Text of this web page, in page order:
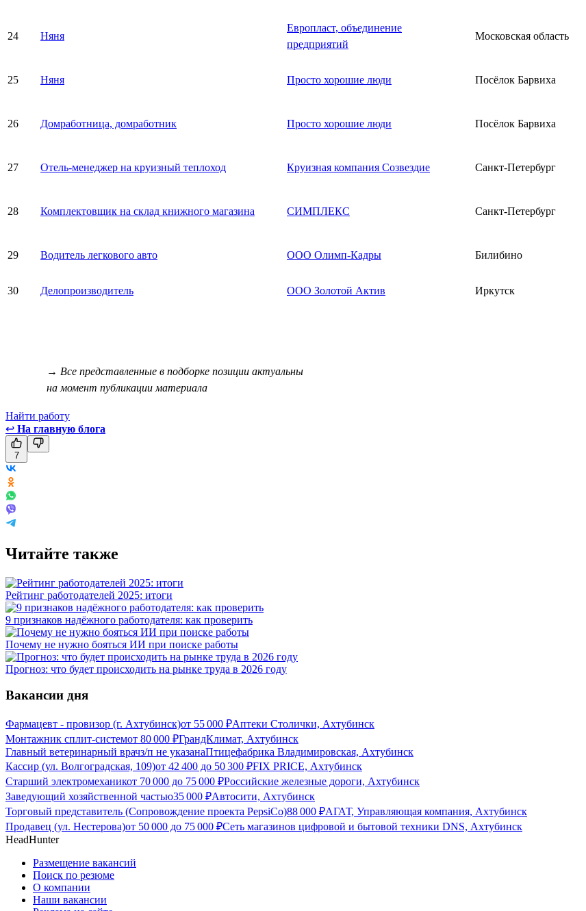
24 Няня
Европласт, объединение
предприятий
Московская область
25 Няня Просто хорошие люди Посёлок Барвиха
26 Домработница, домработник Просто хорошие люди Посёлок Барвиха
27 Отель-менеджер на круизный теплоход Круизная компания Созвездие Санкт-Петербург
28 Комплектовщик на склад книжного магазина СИМПЛЕКС Санкт-Петербург
29 Водитель легкового авто ООО Олимп-Кадры Билибино
30 Делопроизводитель ООО Золотой Актив Иркутск
→ Все представленные в подборке позиции актуальны
на момент публикации материала
Найти работу
↩ На главную блога
7
Читайте также
Рейтинг работодателей 2025: итоги
9 признаков надёжного работодателя: как проверить
Почему не нужно бояться ИИ при поиске работы
Прогноз: что будет происходить на рынке труда в 2026 году
Вакансии дня
Фармацевт - провизор (г. Ахтубинск)от 55 000 ₽Аптеки Столички, Ахтубинск
Монтажник сплит-системот 80 000 ₽ГрандКлимат, Ахтубинск
Главный ветеринарный врачз/п не указанаПтицефабрика Владимировская, Ахтубинск
Кассир (ул. Волгоградская, 109)от 42 400 до 50 300 ₽FIX PRICE, Ахтубинск
Старший электромеханикот 70 000 до 75 000 ₽Российские железные дороги, Ахтубинск
Заведующий хозяйственной частью35 000 ₽Автосити, Ахтубинск
Торговый представитель (Сопровождение проекта PepsiCo)88 000 ₽АГАТ, Управляющая компания, Ахтубинск
Продавец (ул. Нестерова)от 50 000 до 75 000 ₽Сеть магазинов цифровой и бытовой техники DNS, Ахтубинск
HeadHunter
Размещение вакансий
Поиск по резюме
О компании
Наши вакансии